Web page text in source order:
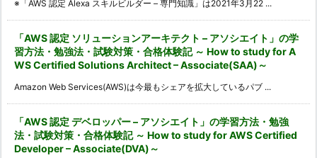
※「AWS 認定 Alexa スキルビルダー – 専門知識」は2021年3月22 ...
「AWS 認定 ソリューションアーキテクト – アソシエイト」の学
習方法・勉強法・試験対策・合格体験記 ～ How to study for A
WS Certified Solutions Architect – Associate(SAA)～
Amazon Web Services(AWS)は今最もシェアを拡大しているパブ ...
「AWS 認定 デベロッパー – アソシエイト」の学習方法・勉強
法・試験対策・合格体験記 ～ How to study for AWS Certified
Developer – Associate(DVA)～